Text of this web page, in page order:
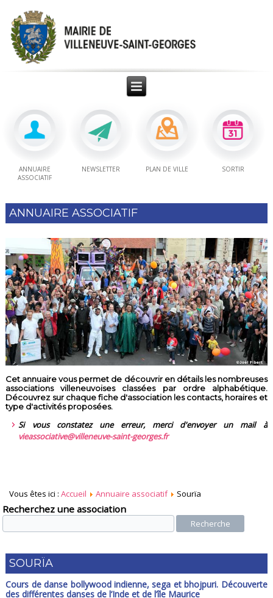
ANNUAIRE
ASSOCIATIF
NEWSLETTER PLAN DE VILLE SORTIR
ANNUAIRE ASSOCIATIF
Cet annuaire vous permet de découvrir en détails les nombreuses
associations villeneuvoises classées par ordre alphabétique.
Découvrez sur chaque fiche d'association les contacts, horaires et
type d'activités proposées.
Si vous constatez une erreur, merci d'envoyer un mail à
vieassociative@villeneuve-saint-georges.fr
Vous êtes ici :Accueil Annuaire associatif Sourïa
Recherchez une association
Recherche
SOURÏA
Cours de danse bollywood indienne, sega et bhojpuri. Découverte
des différentes danses de l’Inde et de l’île Maurice